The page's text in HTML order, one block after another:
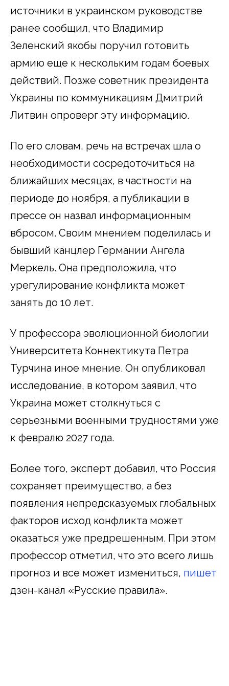
источники в украинском руководстве
ранее сообщил, что Владимир
Зеленский якобы поручил готовить
армию еще к нескольким годам боевых
действий. Позже советник президента
Украины по коммуникациям Дмитрий
Литвин опроверг эту информацию.
По его словам, речь на встречах шла о
необходимости сосредоточиться на
ближайших месяцах, в частности на
периоде до ноября, а публикации в
прессе он назвал информационным
вбросом. Своим мнением поделилась и
бывший канцлер Германии Ангела
Меркель. Она предположила, что
урегулирование конфликта может
занять до 10 лет.
У профессора эволюционной биологии
Университета Коннектикута Петра
Турчина иное мнение. Он опубликовал
исследование, в котором заявил, что
Украина может столкнуться с
серьезными военными трудностями уже
к февралю 2027 года.
Более того, эксперт добавил, что Россия
сохраняет преимущество, а без
появления непредсказуемых глобальных
факторов исход конфликта может
оказаться уже предрешенным. При этом
профессор отметил, что это всего лишь
прогноз и все может измениться, пишет
дзен-канал «Русские правила».